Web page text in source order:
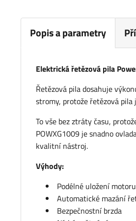
Popis a parametry
Elektrická řetězová pila
Řetězová pila dosahuje
stromy, protože řetězová pila
To vše bez ztráty času,
POWXG1009 je snadno
kvalitní nástroj.
Výhody:
Podélné uložení motoru
Automatické mazání
Bezpečnostní brzda